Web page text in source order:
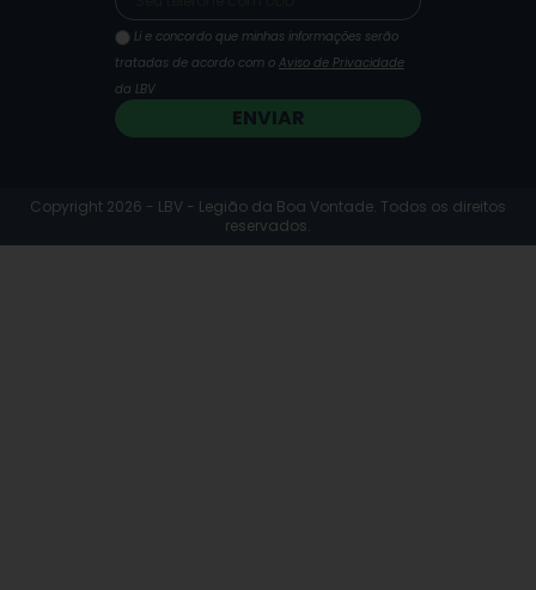
Li e concordo que minhas informações serão
tratadas de acordo com o Aviso de Privacidade
da LBV
ENVIAR
Copyright 2026 - LBV - Legião da Boa Vontade. Todos os direitos
reservados.